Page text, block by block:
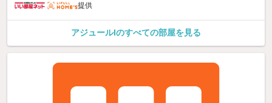
提供
アジュールIのすべての部屋を見る